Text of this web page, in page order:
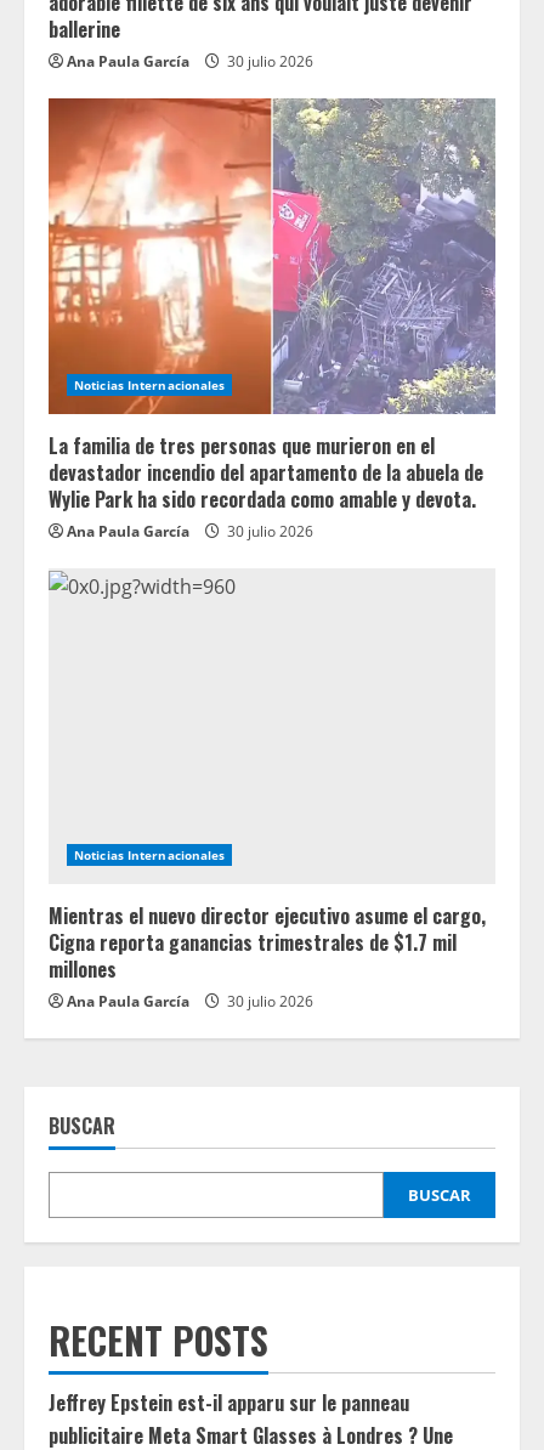
g
ballerine
Ana Paula García 30 julio 2026
Noticias Internacionales
La familia de tres personas que murieron en el
devastador incendio del apartamento de la abuela de
Wylie Park ha sido recordada como amable y devota.
Ana Paula García 30 julio 2026
Noticias Internacionales
Mientras el nuevo director ejecutivo asume el cargo,
Cigna reporta ganancias trimestrales de $1.7 mil
millones
Ana Paula García 30 julio 2026
BUSCAR
BUSCAR
RECENT POSTS
Jeffrey Epstein est-il apparu sur le panneau
publicitaire Meta Smart Glasses à Londres ? Une